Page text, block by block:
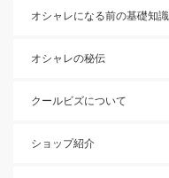
オシャレになる前の基礎知識
オシャレの秘伝
クールビズについて
ショップ紹介